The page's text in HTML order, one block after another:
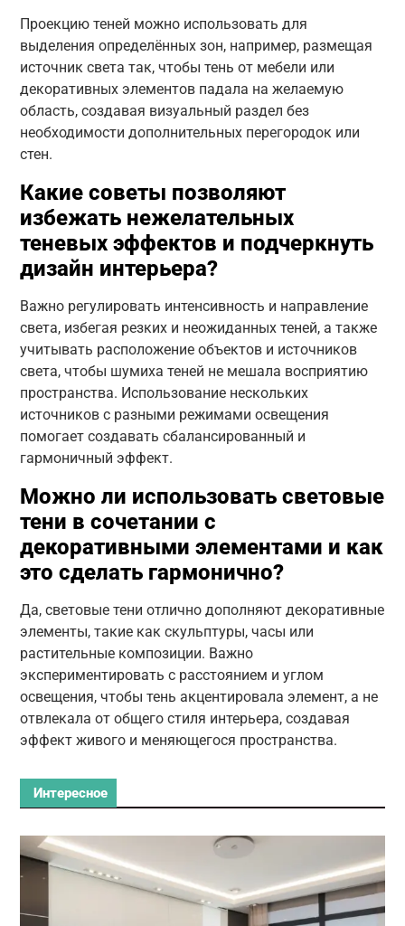
Проекцию теней можно использовать для
выделения определённых зон, например, размещая
источник света так, чтобы тень от мебели или
декоративных элементов падала на желаемую
область, создавая визуальный раздел без
необходимости дополнительных перегородок или
стен.
Какие советы позволяют
избежать нежелательных
теневых эффектов и подчеркнуть
дизайн интерьера?
Важно регулировать интенсивность и направление
света, избегая резких и неожиданных теней, а также
учитывать расположение объектов и источников
света, чтобы шумиха теней не мешала восприятию
пространства. Использование нескольких
источников с разными режимами освещения
помогает создавать сбалансированный и
гармоничный эффект.
Можно ли использовать световые
тени в сочетании с
декоративными элементами и как
это сделать гармонично?
Да, световые тени отлично дополняют декоративные
элементы, такие как скульптуры, часы или
растительные композиции. Важно
экспериментировать с расстоянием и углом
освещения, чтобы тень акцентировала элемент, а не
отвлекала от общего стиля интерьера, создавая
эффект живого и меняющегося пространства.
Интересное